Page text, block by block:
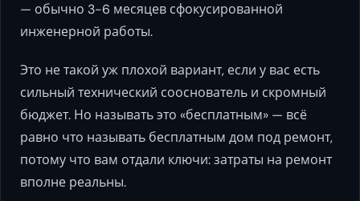
— обычно 3-6 месяцев сфокусированной
инженерной работы.
Это не такой уж плохой вариант, если у вас есть
сильный технический сооснователь и скромный
бюджет. Но называть это «бесплатным» — всё
равно что называть бесплатным дом под ремонт,
потому что вам отдали ключи: затраты на ремонт
вполне реальны.